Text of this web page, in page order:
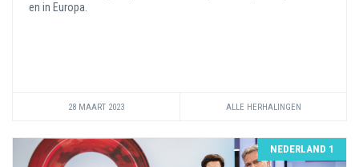
en in Europa.
28 MAART 2023 ALLE HERHALINGEN
NEDERLAND 1